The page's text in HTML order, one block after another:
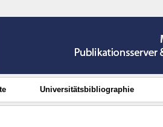
Universitätsbibliographie